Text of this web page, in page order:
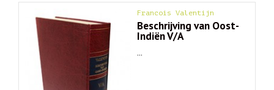
Francois Valentijn
Beschrijving van Oost-
Indiën V/A
...